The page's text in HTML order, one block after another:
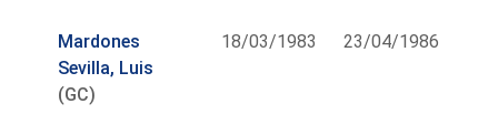
Mardones
Sevilla, Luis
(GC)
18/03/1983 23/04/1986